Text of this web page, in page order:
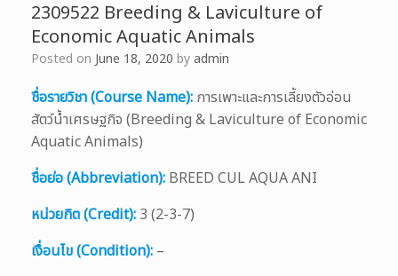
2309522 Breeding & Laviculture of
Economic Aquatic Animals
Posted on June 18, 2020 byadmin
ชื่อรายวิชา (Course Name): การเพาะและการเลี้ยงตัวอ่อน
สัตว์น้ำเศรษฐกิจ (Breeding & Laviculture of Economic
Aquatic Animals)
ชื่อย่อ (Abbreviation): BREED CUL AQUA ANI
หน่วยกิต (Credit): 3 (2-3-7)
เงื่อนไข (Condition): –